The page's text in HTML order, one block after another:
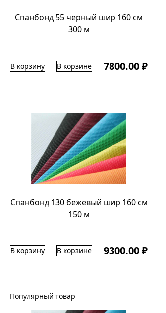
Спанбонд 55 черный шир 160 см
300 м
В корзину В корзине 7800.00 ₽
Спанбонд 130 бежевый шир 160 см
150 м
В корзину В корзине 9300.00 ₽
Популярный товар